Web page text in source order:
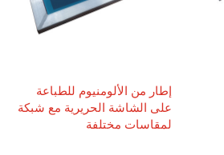
إطار من الألومنيوم للطباعة
على الشاشة الحريرية مع شبكة
لمقاسات مختلفة